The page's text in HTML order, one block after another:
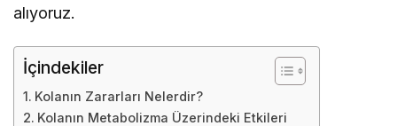
alıyoruz.
İçindekiler
Kolanın Zararları Nelerdir?
Kolanın Metabolizma Üzerindeki Etkileri